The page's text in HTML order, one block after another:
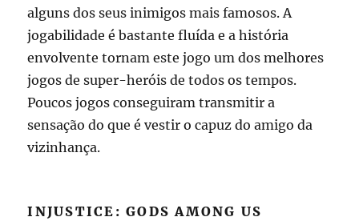
alguns dos seus inimigos mais famosos. A
jogabilidade é bastante fluída e a história
envolvente tornam este jogo um dos melhores
jogos de super-heróis de todos os tempos.
Poucos jogos conseguiram transmitir a
sensação do que é vestir o capuz do amigo da
vizinhança.
INJUSTICE: GODS AMONG US